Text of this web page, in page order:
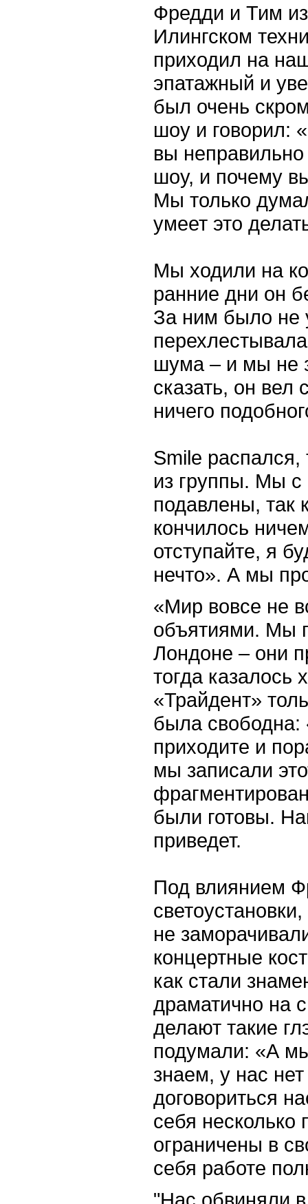
Фредди и Тим
Илингском
приходил на
эпатажный и
был очень
шоу и говорил:
вы
шоу, и почему
Мы только
умеет это
Мы ходили на
ранние дни он
За ним было не
шума – и мы не
сказать, он вел
ничего
Smile
из группы. Мы
подавлены, так
кончилось
отступайте, я
нечто». А мы
«Мир вовсе не
объятиями. Мы
Лондоне – они
тогда казалось
«Трайдент»
была свободна:
приходите и
мы записали
были готовы.
приведет.
Под влиянием
не
концертные
как стали
драматично на
делают такие
подумали: «А
знаем, у нас
договориться
себя
ограничены в
себя работе
"Нас обвиняли